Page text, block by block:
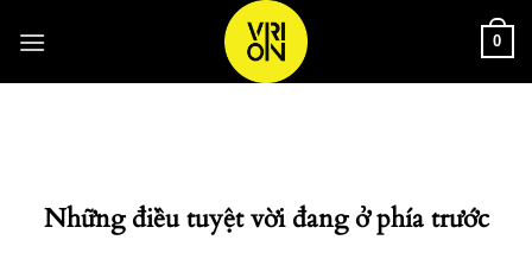
qua
0
Những điều tuyệt vời đang ở phía trước